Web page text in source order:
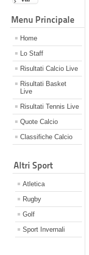
Menu Principale
Home
Lo Staff
Risultati Calcio Live
Risultati Basket
Live
Risultati Tennis Live
Quote Calcio
Classifiche Calcio
Altri Sport
Atletica
Rugby
Golf
Sport Invernali